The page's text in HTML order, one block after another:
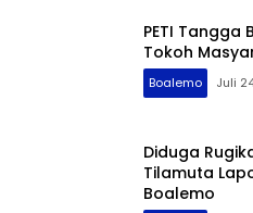
PETI Tangga
Tokoh
Boalemo Juli
Diduga
Tilamuta
Boalemo